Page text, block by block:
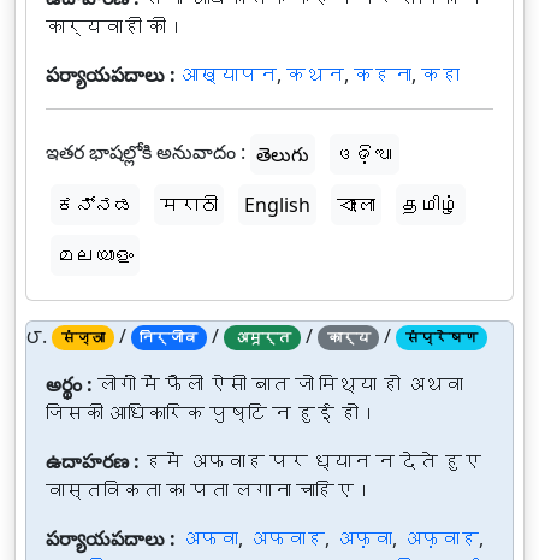
कार्यवाही की।
పర్యాయపదాలు : आख्यापन, कथन, कहना, कहा
ఇతర భాషల్లోకి అనువాదం : తెలుగు
ଓଡ଼ିଆ
ಕನ್ನಡ
मराठी English বাংলা
தமிழ்
മലയാളം
౮. संज्ञा / निर्जीव / अमूर्त / कार्य / संप्रेषण
అర్థం : लोगों में फैली ऐसी बात जो मिथ्या हो अथवा
जिसकी आधिकारिक पुष्टि न हुई हो।
ఉదాహరణ : हमें अफवाह पर ध्यान न देते हुए
वास्तविकता का पता लगाना चाहिए।
పర్యాయపదాలు : अफवा, अफवाह, अफ़वा, अफ़वाह,